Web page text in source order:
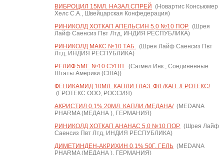
ВИБРОЦИЛ 15МЛ. НАЗАЛ.СПРЕЙ (Новартис Консьюмер
Хелс С.А., Швейцарская Конфедерация)
РИНИКОЛД ХОТКАП АПЕЛЬСИН 5,0 №10 ПОР.(Шрея
Лайф Саенсиз Пвт Лтд, ИНДИЯ РЕСПУБЛИКА)
РИНИКОЛД МАКС №10 ТАБ.(Шрея Лайф Саенсиз Пвт
Лтд, ИНДИЯ РЕСПУБЛИКА)
РЕЛИФ 5МГ. №10 СУПП.(Сагмел Инк., Соединенные
Штаты Америки (США))
ФЕНИКАМИД 10МЛ. КАПЛИ ГЛАЗ. ФЛ./КАП. /ГРОТЕКС/
(ГРОТЕКС ООО, РОССИЯ)
АКРИСТИЛ 0,1% 20МЛ. КАПЛИ /МЕДАНА/(MEDANA
PHARMA (МЕДАНА ), ГЕРМАНИЯ)
РИНИКОЛД ХОТКАП АНАНАС 5,0 №10 ПОР.(Шрея Лайф
Саенсиз Пвт Лтд, ИНДИЯ РЕСПУБЛИКА)
ДИМЕТИНДЕН-АКРИХИН 0,1% 50Г. ГЕЛЬ(MEDANA
PHARMA (МЕДАНА ), ГЕРМАНИЯ)